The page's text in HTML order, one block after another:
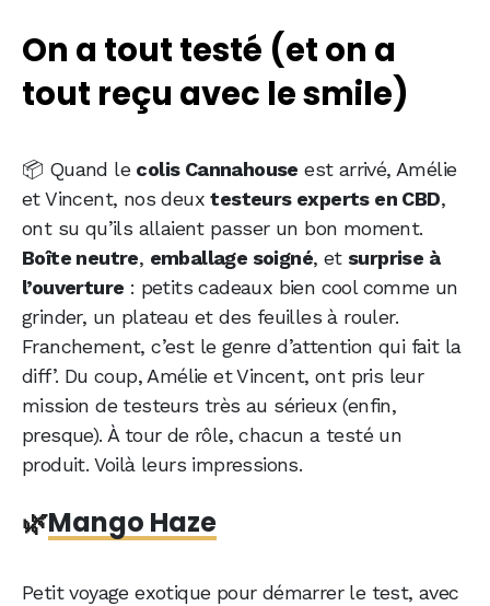
On a tout testé (et on a
tout reçu avec le smile)
📦 Quand le colis Cannahouse est arrivé, Amélie
et Vincent, nos deuxtesteurs experts en CBD,
ont su qu’ils allaient passer un bon moment.
Boîte neutre, emballage soigné, et surprise à
l’ouverture : petits cadeaux bien cool comme un
grinder, un plateau et des feuilles à rouler.
Franchement, c’est le genre d’attention qui fait la
diff’. Du coup, Amélie et Vincent, ont pris leur
mission de testeurs très au sérieux (enfin,
presque). À tour de rôle, chacun a testé un
produit. Voilà leurs impressions.
🌿Mango Haze
Petit voyage exotique pour démarrer le test, avec